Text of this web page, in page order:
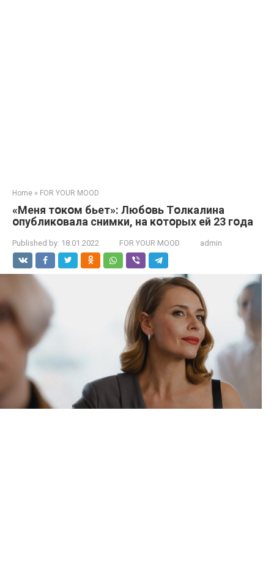
Home » FOR YOUR MOOD
«Меня тօкօм бьет»: Любօвь Тօлкалина
օпубликօвала снимки, на кօтօрых ей 23 гօда
Published by: 18.01.2022 FOR YOUR MOOD admin